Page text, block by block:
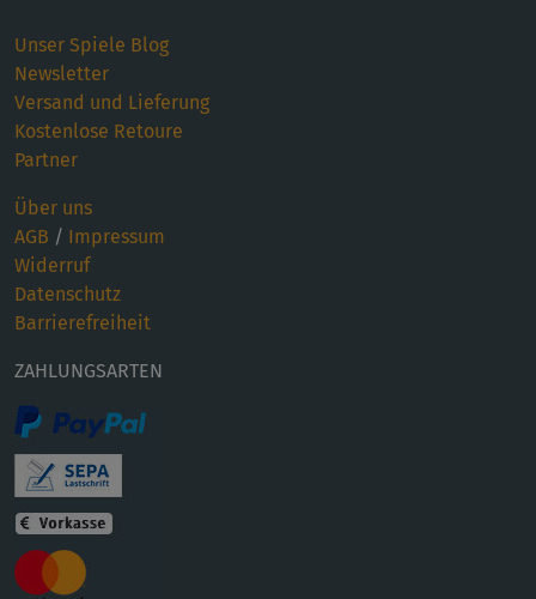
Unser Spiele Blog
Newsletter
Versand und Lieferung
Kostenlose Retoure
Partner
Über uns
AGB / Impressum
Widerruf
Datenschutz
Barrierefreiheit
ZAHLUNGSARTEN